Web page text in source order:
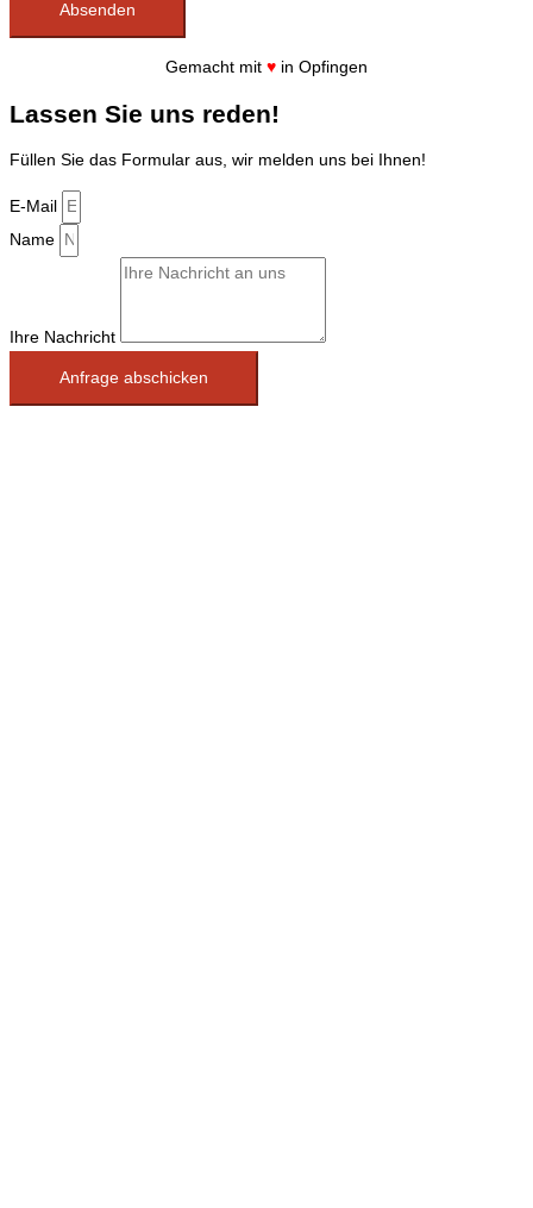
Absenden
Gemacht mit ♥ in Opfingen
Lassen Sie uns reden!
Füllen Sie das Formular aus, wir melden uns bei Ihnen!
E-Mail
Name
Ihre Nachricht
Anfrage abschicken